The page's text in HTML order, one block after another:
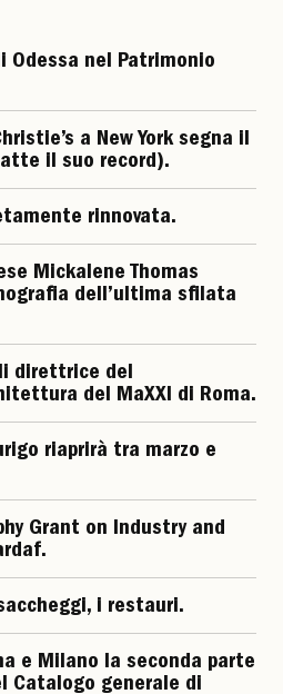
nel Patrimonio
a New York segna il
il suo record).
rinnovata.
Mickalene Thomas
dell’ultima sfilata
direttrice del
del MaXXI di Roma.
riaprirà tra marzo e
Grant on Industry and
i restauri.
e Milano la seconda parte
Catalogo generale di